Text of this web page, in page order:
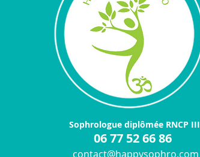
Sophrologue diplômée RNCP III
​06 77 52 66 86
contact@happysophro.com